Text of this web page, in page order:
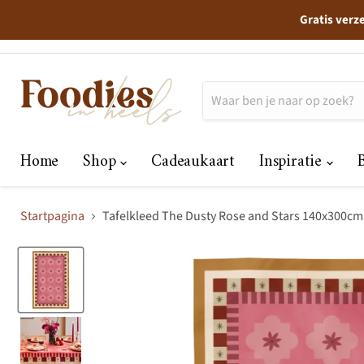
Gratis
Home Shop Cadeaukaart Inspiratie
Startpagina Tafelkleed The Dusty Rose and Stars 140x300cm